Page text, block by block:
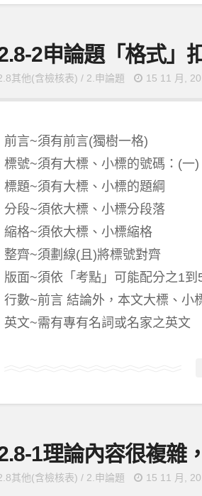
2申論題「格式」
其他(含檢核表) / 2.申論題 15 11 月,
前言~須有前言(獨樹一格)
標號~須有大標、小標的號碼：(一)
標題~須有大標、小標的題綱
分段~須依大標、小標分段落
縮格~須依大標、小標縮格
整齊~須劃線(且)將標號對齊
版面~須依「考點」可能配分之1到
行數~前言 結論外，本文大標、小
英文~需有專有名詞或名家之英文
1理論內容很複雜
其他(含檢核表) / 2.申論題 15 11 月,